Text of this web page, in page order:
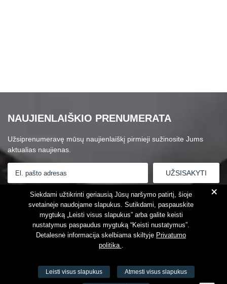
NAUJIENLAIŠKIO PRENUMERATA
Užsiprenumeravę mūsų naujienlaiškį pirmieji sužinosite Jums
aktualias naujienas.
Susipažinau suPrivatumo politika
VŠĮ Fitneso mokymo centras AEROMIX
+
Siekdami užtikrinti geriausią Jūsų naršymo patirtį, šioje
svetainėje naudojame slapukus. Sutikdami, paspauskite
mygtuką „Leisti visus slapukus” arba galite keisti
nustatymus paspaudus mygtuką “Keisti nustatymus”.
Detalesnė informacija skelbiama skiltyje Privatumo
politika .
Leisti visus slapukus Atmesti visus slapukus